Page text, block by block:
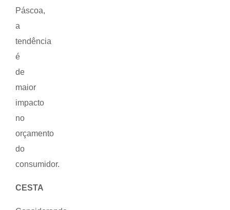
Páscoa,
a
tendência
é
de
maior
impacto
no
orçamento
do
consumidor.
CESTA